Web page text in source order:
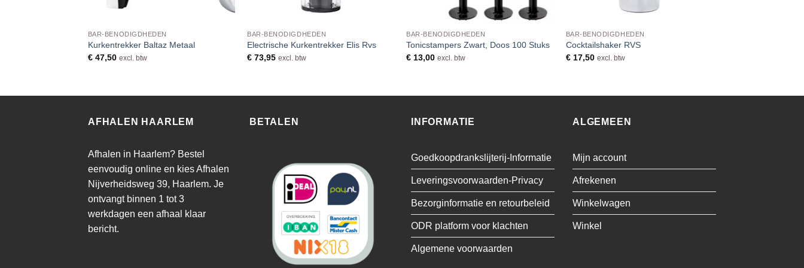
BAR-BENODIGDHEDEN
Kurkentrekker Baltaz Metaal
€47,50 excl. btw
BAR-BENODIGDHEDEN
Electrische Kurkentrekker Elis Rvs
€ 73,95 excl. btw
BAR-BENODIGDHEDEN
Tonicstampers Zwart, Doos 100 Stuks
€ 13,00 excl. btw
BAR-BENODIGDHEDEN
Cocktailshaker RVS
€17,50 excl. btw
AFHALEN HAARLEM
Afhalen in Haarlem? Bestel
eenvoudig online en kies Afhalen
Nijverheidsweg 39, Haarlem. Je
ontvangt binnen 1 tot 3
werkdagen een afhaal klaar
bericht.
BETALEN INFORMATIE
Goedkoopdrankslijterij-Informatie
Leveringsvoorwaarden-Privacy
Bezorginformatie en retourbeleid
ODR platform voor klachten
Algemene voorwaarden
ALGEMEEN
Mijn account
Afrekenen
Winkelwagen
Winkel